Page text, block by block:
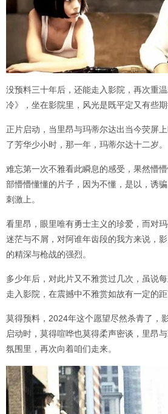
没预料三十年后，还能走入影院，再次重
冷》，坐在影院里，风光是既平定又有些期
正片启动，当里昂与玛蒂尔达出当今荧屏
了芳华少小时，那一年，玛蒂尔达十二岁。
难忘第一次不雅看此瞬息的感受，果然懵
部懵懵懂懂的片子，因为不懂，是以，诱
刺激上。
看里昂，眼里唯有勇士主义的珍爱，而对
迷茫与不屑，对阿谁年齿段的我方来说，
的精深与枪战的强烈。
多少年后，对此片又不雅赏过几次，虽说
走入影院，在震撼中不雅赏如故有一定的距
莫得预料，2024年这个愿望尽然杀青了，
启动时，莫得喧哗也莫得柔声密谈，里昂
氛围里，再次向着咱们走来。